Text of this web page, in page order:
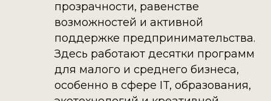
прозрачности, равенстве
возможностей и активной
поддержке предпринимательства.
Здесь работают десятки программ
для малого и среднего бизнеса,
особенно в сфере IT, образования,